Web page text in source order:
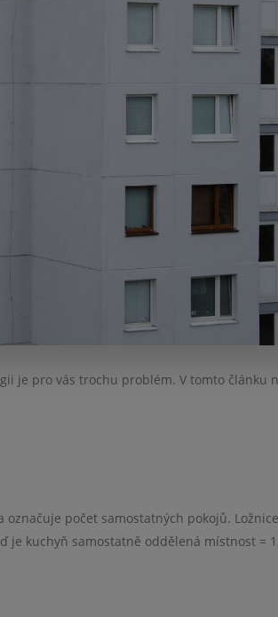
je pro vás trochu problém. V tomto článku
počet samostatných pokojů.
je kuchyň samostatně oddělená místnost =